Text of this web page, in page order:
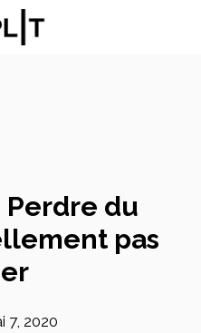
Perdre du
pas
7, 2020